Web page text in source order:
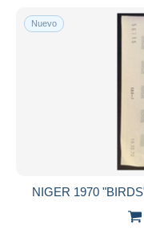
Nuevo
NIGER 1970